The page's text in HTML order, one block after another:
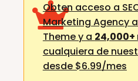
Obten acceso a
Marketing Agency
Theme y a 24,000+
cualquiera de
desde $6.99/mes